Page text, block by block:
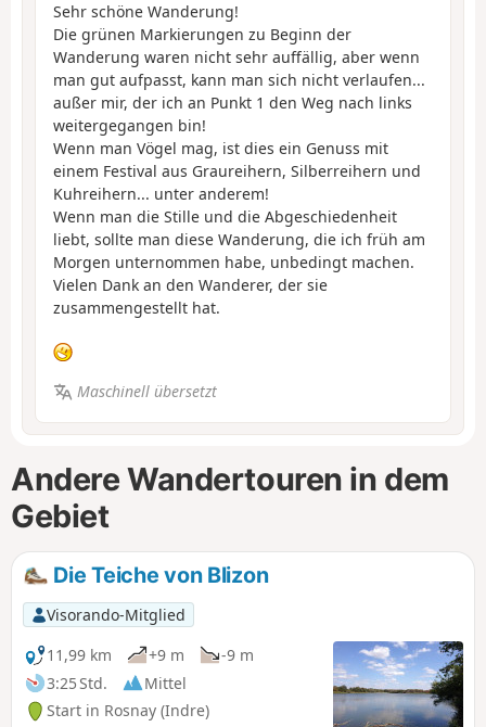
Sehr schöne Wanderung!
Die grünen Markierungen zu Beginn der
Wanderung waren nicht sehr auffällig, aber wenn
man gut aufpasst, kann man sich nicht verlaufen...
außer mir, der ich an Punkt 1 den Weg nach links
weitergegangen bin!
Wenn man Vögel mag, ist dies ein Genuss mit
einem Festival aus Graureihern, Silberreihern und
Kuhreihern... unter anderem!
Wenn man die Stille und die Abgeschiedenheit
liebt, sollte man diese Wanderung, die ich früh am
Morgen unternommen habe, unbedingt machen.
Vielen Dank an den Wanderer, der sie
zusammengestellt hat.
Maschinell übersetzt
Andere Wandertouren in dem
Gebiet
Die Teiche von Blizon
Visorando-Mitglied
11,99 km
+9 m
-9 m
3:25 Std.
Mittel
Start in Rosnay (Indre)